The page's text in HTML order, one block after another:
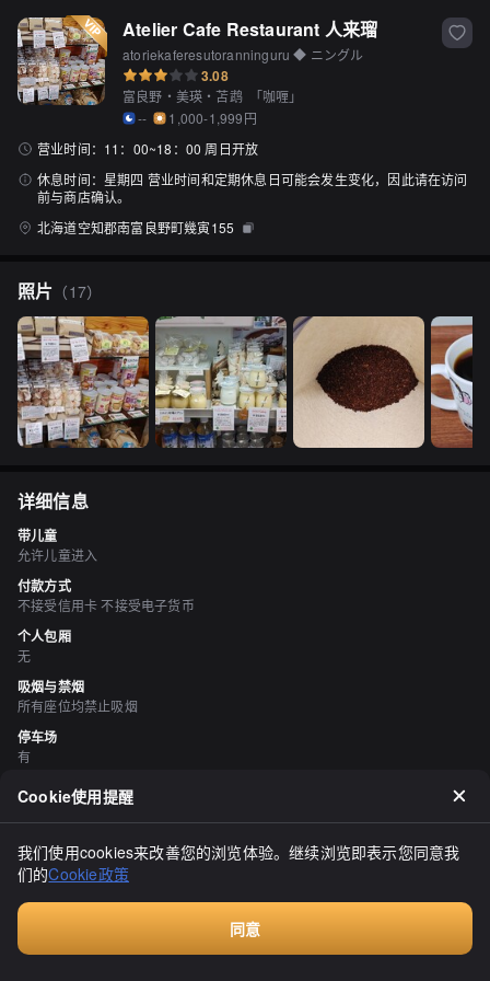
Atelier Cafe Restaurant 人来瑠
atoriekaferesutoranninguru ◆ ニングル
3.08
富良野・美瑛・苫鹉 「咖喱」
--
1,000-1,999円
营业时间： 11：00~18：00 周日开放
休息时间： 星期四 营业时间和定期休息日可能会发生变化，因此请在访问
前与商店确认。
北海道空知郡南富良野町幾寅155
照片 （17）
详细信息
带儿童
允许儿童进入
付款方式
不接受信用卡 不接受电子货币
个人包厢
无
吸烟与禁烟
所有座位均禁止吸烟
停车场
有
空间与设备
时尚的空间、宁静的空间
评价（10）
ゆう3703
隐藏在森林中的咖啡馆。自制蛋糕品种多样，各种蛋糕琳琅满目。还
有饼干等销售，可以在店内或南富良野纪念品店购买。这个像小精灵
Cookie使用提醒
我们使用cookies来改善您的浏览体验。继续浏览即表示您同意我
们的Cookie政策
同意